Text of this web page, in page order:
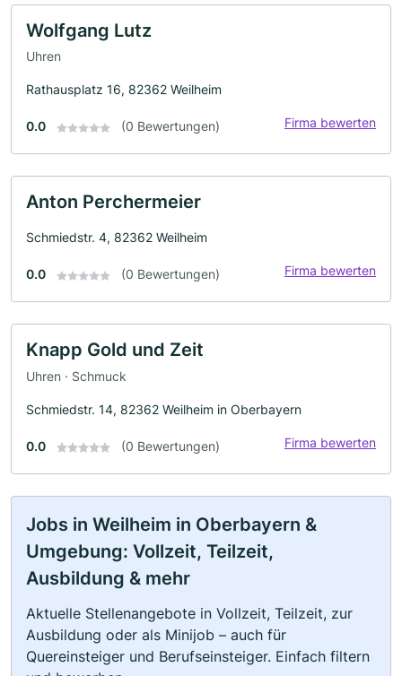
Wolfgang Lutz
Uhren
Rathausplatz 16, 82362 Weilheim
0.0 (0 Bewertungen) Firma bewerten
Anton Perchermeier
Schmiedstr. 4, 82362 Weilheim
0.0 (0 Bewertungen) Firma bewerten
Knapp Gold und Zeit
Uhren · Schmuck
Schmiedstr. 14, 82362 Weilheim in Oberbayern
0.0 (0 Bewertungen) Firma bewerten
Jobs in Weilheim in Oberbayern &
Umgebung: Vollzeit, Teilzeit,
Ausbildung & mehr
Aktuelle Stellenangebote in Vollzeit, Teilzeit, zur
Ausbildung oder als Minijob – auch für
Quereinsteiger und Berufseinsteiger. Einfach filtern